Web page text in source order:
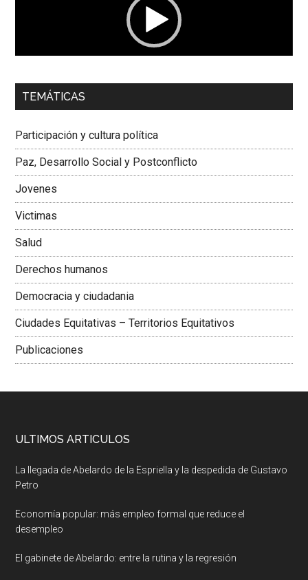
00:00 01:04
Dra. Carolina Corcho Mejía,Presidenta Corporación
Colombiana
TEMÁTICAS
Participación y cultura política
Paz, Desarrollo Social y Postconflicto
Jovenes
Victimas
Salud
Derechos humanos
Democracia y ciudadania
Ciudades Equitativas – Territorios Equitativos
Publicaciones
ULTIMOS ARTICULOS
La llegada de Abelardo de la Espriella y la despedida de Gustavo
Petro
Economía popular: más empleo formal que reduce el
desempleo
El gabinete de Abelardo: entre la rutina y la regresión